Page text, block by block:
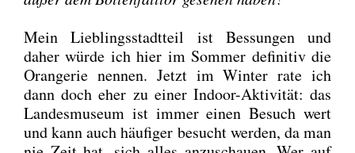
Mein Lieb­lings­stadt­teil ist Bes­sun­gen und
daher wür­de ich hier im Som­mer defi­ni­tiv die
Oran­ge­rie nen­nen. Jetzt im Win­ter rate ich
dann doch eher zu einer Indoor-Akti­vi­tät: das
Lan­des­mu­se­um ist immer einen Besuch wert
und kann auch häu­fi­ger besucht wer­den, da man